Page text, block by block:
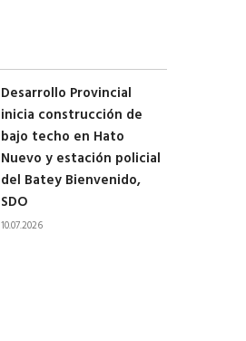
Desarrollo Provincial
inicia construcción de
bajo techo en Hato
Nuevo y estación policial
del Batey Bienvenido,
SDO
10.07.2026